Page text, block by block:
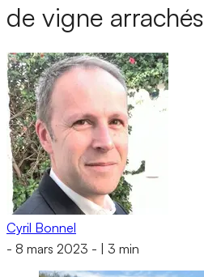
de vigne arrachés
Cyril Bonnel
- 8 mars 2023 - 3 min